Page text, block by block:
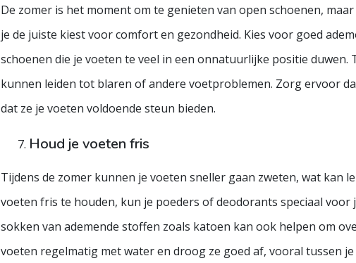
De zomer is het moment om te genieten van open schoenen,
je de juiste kiest voor comfort en gezondheid. Kies voor goed
schoenen die je voeten te veel in een onnatuurlijke positie
kunnen leiden tot blaren of andere voetproblemen. Zorg ervoor
dat ze je voeten voldoende steun bieden.
Houd je voeten fris
Tijdens de zomer kunnen je voeten sneller gaan zweten, wat kan
voeten fris te houden, kun je poeders of deodorants speciaal
sokken van ademende stoffen zoals katoen kan ook helpen om
voeten regelmatig met water en droog ze goed af, vooral tussen